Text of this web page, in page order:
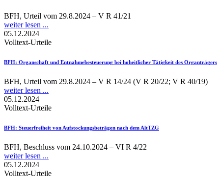
BFH, Urteil vom 29.8.2024 – V R 41/21
weiter lesen ...
05.12.2024
Volltext-Urteile
BFH: Organschaft und Entnahmebesteuerung bei hoheitlicher Tätigkeit des Organträgers
BFH, Urteil vom 29.8.2024 – V R 14/24 (V R 20/22; V R 40/19)
weiter lesen ...
05.12.2024
Volltext-Urteile
BFH: Steuerfreiheit von Aufstockungsbeträgen nach dem AltTZG
BFH, Beschluss vom 24.10.2024 – VI R 4/22
weiter lesen ...
05.12.2024
Volltext-Urteile